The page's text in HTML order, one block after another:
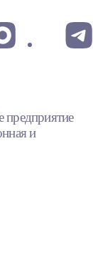
предприятие
и